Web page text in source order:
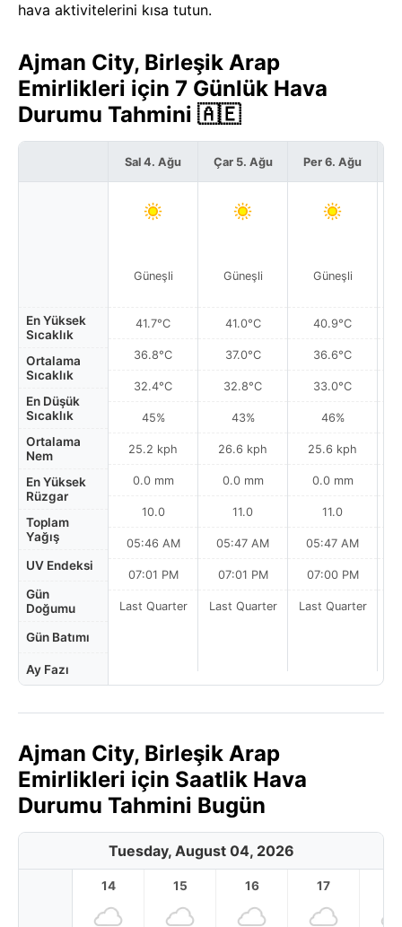
hava aktivitelerini kısa tutun.
Ajman City, Birleşik Arap
Emirlikleri için 7 Günlük Hava
Durumu Tahmini 🇦🇪
En Yüksek
Sıcaklık
Ortalama
Sıcaklık
En Düşük
Sıcaklık
Ortalama
Nem
En Yüksek
Rüzgar
Toplam
Yağış
UV Endeksi
Gün
Doğumu
Gün Batımı
Ay Fazı
Sal 4. Ağu
Güneşli
41.7°C
36.8°C
32.4°C
45%
25.2 kph
0.0 mm
10.0
05:46 AM
07:01 PM
Last Quarter
Çar 5. Ağu
Güneşli
41.0°C
37.0°C
32.8°C
43%
26.6 kph
0.0 mm
11.0
05:47 AM
07:01 PM
Last Quarter
Per 6. Ağu
Güneşli
40.9°C
36.6°C
33.0°C
46%
25.6 kph
0.0 mm
11.0
05:47 AM
07:00 PM
Last Quarter
Ajman City, Birleşik Arap
Emirlikleri için Saatlik Hava
Durumu Tahmini Bugün
Tuesday, August 04, 2026
14 15 16 17